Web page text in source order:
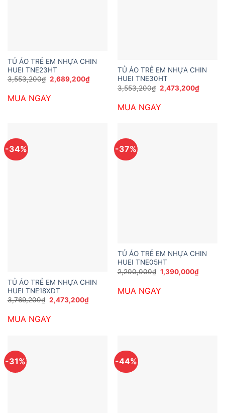
TỦ ÁO TRẺ EM NHỰA CHIN
HUEI TNE23HT
3,553,200₫ Giá
gốc
3,553,200₫.
2,689,200₫Giá
hiện
2,689,200₫.
MUA NGAY
TỦ ÁO TRẺ EM NHỰA CHIN
HUEI TNE30HT
3,553,200₫ Giá
gốc
3,553,200₫.
2,473,200₫Giá
hiện
MUA NGAY
-34%
TỦ ÁO TRẺ EM NHỰA CHIN
HUEI TNE18XDT
3,769,200₫ Giá
gốc
3,769,200₫.
2,473,200₫Giá
hiện
MUA NGAY
-37%
TỦ ÁO TRẺ EM NHỰA CHIN
HUEI TNE05HT
2,200,000₫ Giá
gốc
2,200,000₫.
1,390,000₫Giá
hiện
MUA NGAY
-31% -44%